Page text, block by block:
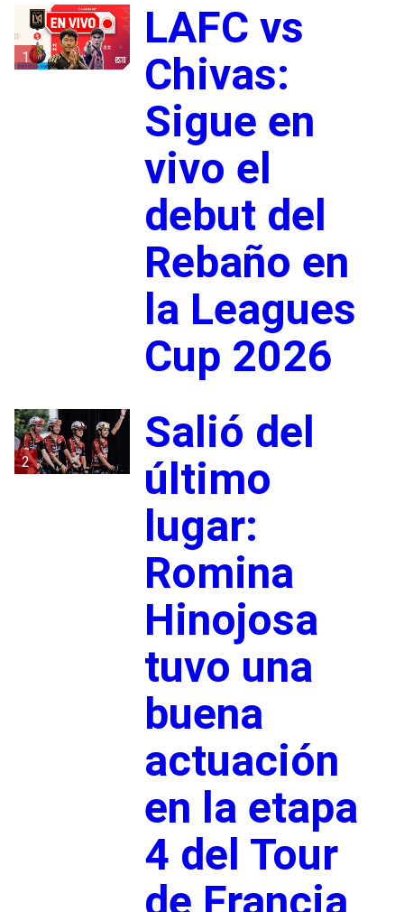
1
LAFC vs
Chivas:
Sigue en
vivo el
debut del
Rebaño en
la Leagues
Cup 2026
2
Salió del
último
lugar:
Romina
Hinojosa
tuvo una
buena
actuación
en la etapa
4 del Tour
de Francia